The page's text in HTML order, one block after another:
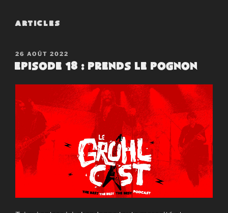
ARTICLES
PUBLIÉ
LE
26 AOÛT 2022
Episode 18 : Prends le pognon